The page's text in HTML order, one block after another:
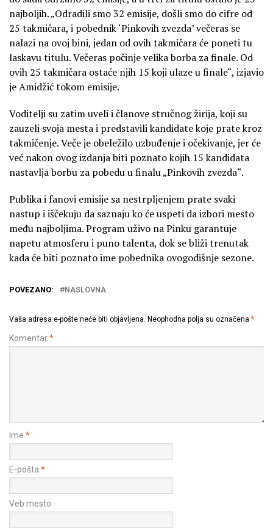
najboljih. „Odradili smo 32 emisije, došli smo do cifre od
25 takmičara, i pobednik ‘Pinkovih zvezda’ večeras se
nalazi na ovoj bini, jedan od ovih takmičara će poneti tu
laskavu titulu. Večeras počinje velika borba za finale. Od
ovih 25 takmičara ostaće njih 15 koji ulaze u finale“, izjavio
je Amidžić tokom emisije.
Voditelji su zatim uveli i članove stručnog žirija, koji su
zauzeli svoja mesta i predstavili kandidate koje prate kroz
takmičenje. Veče je obeležilo uzbuđenje i očekivanje, jer će
već nakon ovog izdanja biti poznato kojih 15 kandidata
nastavlja borbu za pobedu u finalu „Pinkovih zvezda“.
Publika i fanovi emisije sa nestrpljenjem prate svaki
nastup i iščekuju da saznaju ko će uspeti da izbori mesto
među najboljima. Program uživo na Pinku garantuje
napetu atmosferu i puno talenta, dok se bliži trenutak
kada će biti poznato ime pobednika ovogodišnje sezone.
POVEZANO: NASLOVNA
Vaša adresa e-pošte neće biti objavljena. Neophodna polja su označena *
Komentar*
Ime *
E-pošta *
Veb mesto